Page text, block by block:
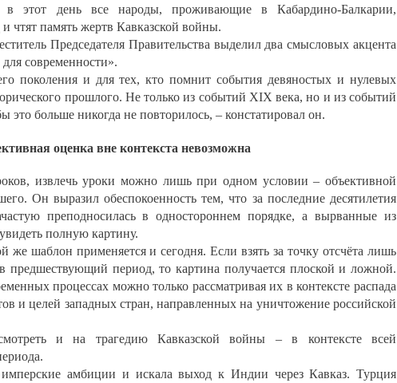
в этот день все народы, проживающие в Кабардино-Балкарии,
чтят память жертв Кавказской войны.
Председателя Правительства выделил два смысловых акцента
современности».
поколения и для тех, кто помнит события девяностых и нулевых
прошлого. Не только из событий XIX века, но и из событий
это больше никогда не повторилось, – констатировал он.
оценка вне контекста невозможна
извлечь уроки можно лишь при одном условии – объективной
Он выразил обеспокоенность тем, что за последние десятилетия
преподносилась в одностороннем порядке, а вырванные из
полную картину.
же шаблон применяется и сегодня. Если взять за точку отсчёта лишь
предшествующий период, то картина получается плоской и ложной.
процессах можно только рассматривая их в контексте распада
и целей западных стран, направленных на уничтожение российской
и на трагедию Кавказской войны – в контексте всей
амбиции и искала выход к Индии через Кавказ. Турция